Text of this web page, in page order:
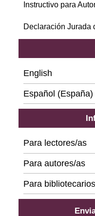
Instructivo para
Declaración Jurada
English
Español (España)
Para lectores/as
Para autores/as
Para